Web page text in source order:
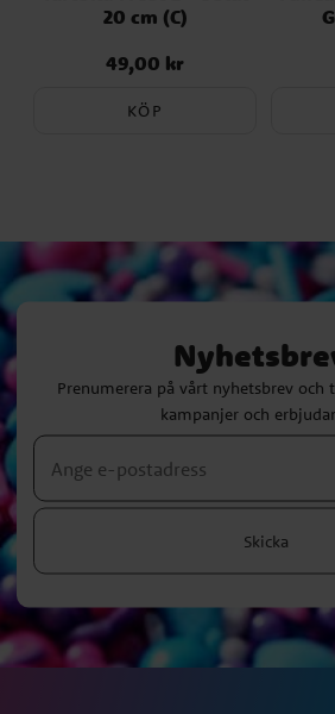
20 cm (C)
Pris:49,00 kr
49,00 kr
KÖP
Prenumerera på vårt nyhetsbrev och
kampanjer och
Skicka